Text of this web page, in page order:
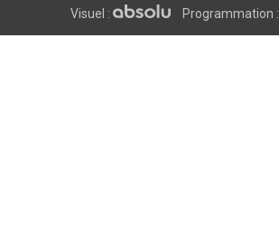
Visuel :
Programmation :